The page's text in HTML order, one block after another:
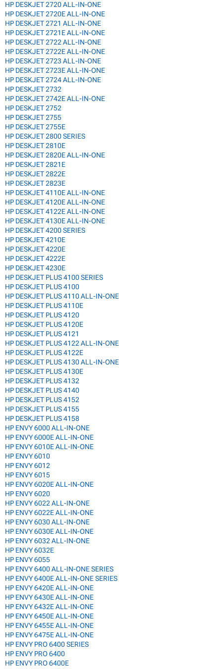
HP DESKJET 2720 ALL-IN-ONE
HP DESKJET 2720E ALL-IN-ONE
HP DESKJET 2721 ALL-IN-ONE
HP DESKJET 2721E ALL-IN-ONE
HP DESKJET 2722 ALL-IN-ONE
HP DESKJET 2722E ALL-IN-ONE
HP DESKJET 2723 ALL-IN-ONE
HP DESKJET 2723E ALL-IN-ONE
HP DESKJET 2724 ALL-IN-ONE
HP DESKJET 2732
HP DESKJET 2742E ALL-IN-ONE
HP DESKJET 2752
HP DESKJET 2755
HP DESKJET 2755E
HP DESKJET 2800 SERIES
HP DESKJET 2810E
HP DESKJET 2820E ALL-IN-ONE
HP DESKJET 2821E
HP DESKJET 2822E
HP DESKJET 2823E
HP DESKJET 4110E ALL-IN-ONE
HP DESKJET 4120E ALL-IN-ONE
HP DESKJET 4122E ALL-IN-ONE
HP DESKJET 4130E ALL-IN-ONE
HP DESKJET 4200 SERIES
HP DESKJET 4210E
HP DESKJET 4220E
HP DESKJET 4222E
HP DESKJET 4230E
HP DESKJET PLUS 4100 SERIES
HP DESKJET PLUS 4100
HP DESKJET PLUS 4110 ALL-IN-ONE
HP DESKJET PLUS 4110E
HP DESKJET PLUS 4120
HP DESKJET PLUS 4120E
HP DESKJET PLUS 4121
HP DESKJET PLUS 4122 ALL-IN-ONE
HP DESKJET PLUS 4122E
HP DESKJET PLUS 4130 ALL-IN-ONE
HP DESKJET PLUS 4130E
HP DESKJET PLUS 4132
HP DESKJET PLUS 4140
HP DESKJET PLUS 4152
HP DESKJET PLUS 4155
HP DESKJET PLUS 4158
HP ENVY 6000 ALL-IN-ONE
HP ENVY 6000E ALL-IN-ONE
HP ENVY 6010E ALL-IN-ONE
HP ENVY 6010
HP ENVY 6012
HP ENVY 6015
HP ENVY 6020E ALL-IN-ONE
HP ENVY 6020
HP ENVY 6022 ALL-IN-ONE
HP ENVY 6022E ALL-IN-ONE
HP ENVY 6030 ALL-IN-ONE
HP ENVY 6030E ALL-IN-ONE
HP ENVY 6032 ALL-IN-ONE
HP ENVY 6032E
HP ENVY 6055
HP ENVY 6400 ALL-IN-ONE SERIES
HP ENVY 6400E ALL-IN-ONE SERIES
HP ENVY 6420E ALL-IN-ONE
HP ENVY 6430E ALL-IN-ONE
HP ENVY 6432E ALL-IN-ONE
HP ENVY 6450E ALL-IN-ONE
HP ENVY 6455E ALL-IN-ONE
HP ENVY 6475E ALL-IN-ONE
HP ENVY PRO 6400 SERIES
HP ENVY PRO 6400
HP ENVY PRO 6400E